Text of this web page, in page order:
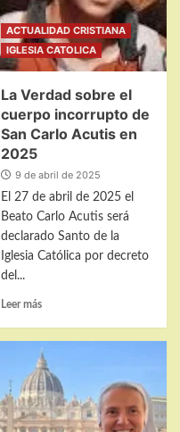
ACTUALIDAD CRISTIANA
IGLESIA CATOLICA
La Verdad sobre el
cuerpo incorrupto de
San Carlo Acutis en
2025
9 de abril de 2025
El 27 de abril de 2025 el
Beato Carlo Acutis será
declarado Santo de la
Iglesia Católica por decreto
del...
Leer másLeer
La
Verdad
sobre
el
cuerpo